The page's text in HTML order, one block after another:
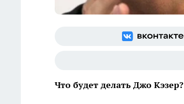
Что будет делать Джо Кэзер?